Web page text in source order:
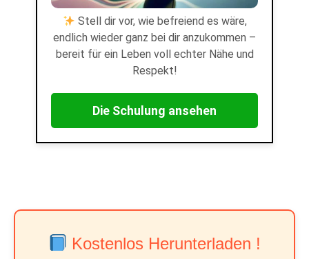
Stell dir vor, wie befreiend es wäre,
endlich wieder ganz bei dir anzukommen –
bereit für ein Leben voll echter Nähe und
Respekt!
Die Schulung ansehen
Kostenlos Herunterladen !